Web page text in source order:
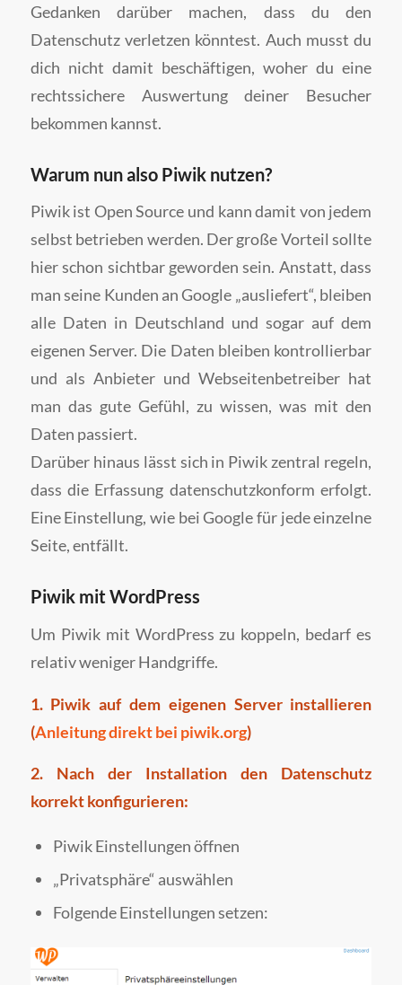
Gedanken darüber machen, dass du den
Datenschutz verletzen könntest. Auch musst du
dich nicht damit beschäftigen, woher du eine
rechtssichere Auswertung deiner Besucher
bekommen kannst.
Warum nun also Piwik nutzen?
Piwik ist Open Source und kann damit von jedem
selbst betrieben werden. Der große Vorteil sollte
hier schon sichtbar geworden sein. Anstatt, dass
man seine Kunden an Google „ausliefert“, bleiben
alle Daten in Deutschland und sogar auf dem
eigenen Server. Die Daten bleiben kontrollierbar
und als Anbieter und Webseitenbetreiber hat
man das gute Gefühl, zu wissen, was mit den
Daten passiert.
Darüber hinaus lässt sich in Piwik zentral regeln,
dass die Erfassung datenschutzkonform erfolgt.
Eine Einstellung, wie bei Google für jede einzelne
Seite, entfällt.
Piwik mit WordPress
Um Piwik mit WordPress zu koppeln, bedarf es
relativ weniger Handgriffe.
1. Piwik auf dem eigenen Server installieren
(Anleitung direkt bei piwik.org)
2. Nach der Installation den Datenschutz
korrekt konfigurieren:
Piwik Einstellungen öffnen
„Privatsphäre“ auswählen
Folgende Einstellungen setzen: